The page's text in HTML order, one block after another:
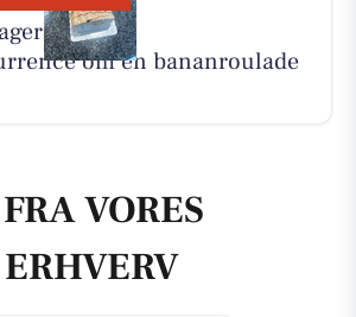
holder
om en bananroulade
VORES